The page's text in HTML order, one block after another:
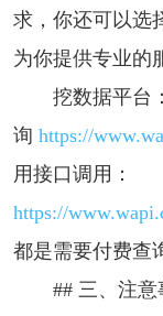
求，你还可以选
为你提供专业的
挖数据平台
询 https://
用接口调用：
https://
都是需要付费查
## 三、注意